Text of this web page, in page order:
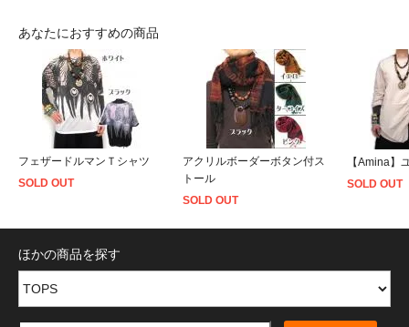
あなたにおすすめの商品
フェザードルマンＴシャツ
SOLD OUT
アクリルボーダーボタン付ス
トール
SOLD OUT
【Amina】
SOLD OUT
ほかの商品を探す